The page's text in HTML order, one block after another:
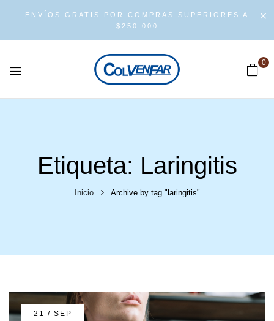
ENVÍOS GRATIS POR COMPRAS SUPERIORES A
$250.000
0
Etiqueta: Laringitis
Inicio Archive by tag "laringitis"
21 / SEP